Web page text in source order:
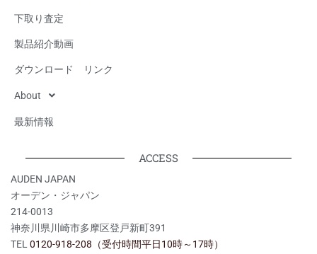
下取り査定
製品紹介動画
ダウンロード リンク
About
最新情報
ACCESS
AUDEN JAPAN
オーデン・ジャパン
214-0013
神奈川県川崎市多摩区登戸新町391
TEL0120-918-208（受付時間平日10時～17時）